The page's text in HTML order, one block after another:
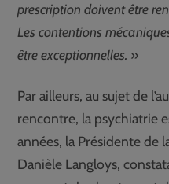
prescription doivent être
Les contentions
être exceptionnelles. »
Par ailleurs, au sujet de
rencontre, la psychiatrie
années, la Présidente de
Danièle Langloys,